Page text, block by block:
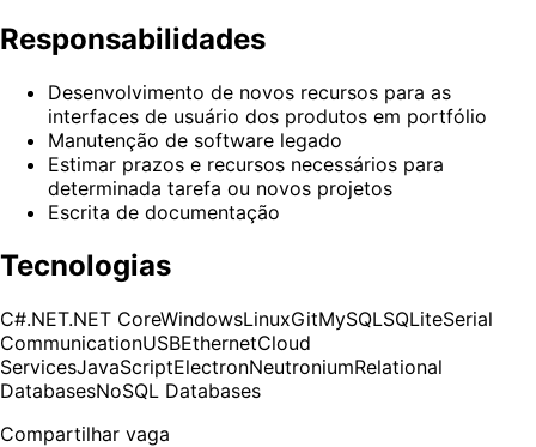
Responsabilidades
Desenvolvimento de novos recursos para as
interfaces de usuário dos produtos em portfólio
Manutenção de software legado
Estimar prazos e recursos necessários para
determinada tarefa ou novos projetos
Escrita de documentação
Tecnologias
C#.NET.NET CoreWindowsLinuxGitMySQLSQLiteSerial
CommunicationUSBEthernetCloud
ServicesJavaScriptElectronNeutroniumRelational
DatabasesNoSQL Databases
Compartilhar vaga